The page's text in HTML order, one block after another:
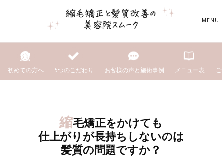
初めての方へ 5つのこだわり お客様の声と施術事例 メニュー表
縮毛矯正をかけても
仕上がりが長持ちしないのは
髪質の問題ですか？